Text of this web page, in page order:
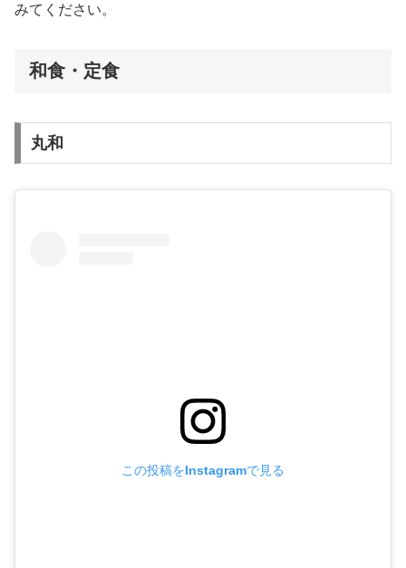
みてください。
和食・定食
丸和
この投稿をInstagramで見る